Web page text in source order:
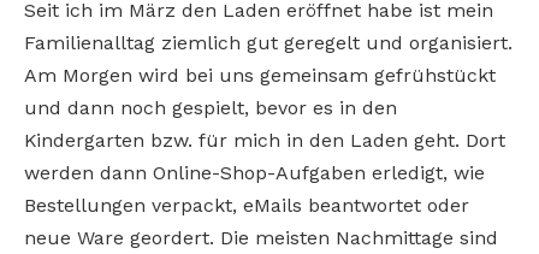
Seit ich im März den Laden eröffnet habe ist mein
Familienalltag ziemlich gut geregelt und organisiert.
Am Morgen wird bei uns gemeinsam gefrühstückt
und dann noch gespielt, bevor es in den
Kindergarten bzw. für mich in den Laden geht. Dort
werden dann Online-Shop-Aufgaben erledigt, wie
Bestellungen verpackt, eMails beantwortet oder
neue Ware geordert. Die meisten Nachmittage sind